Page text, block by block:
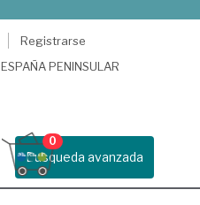
Registrarse
ESPAÑA PENINSULAR
Busqueda avanzada
0